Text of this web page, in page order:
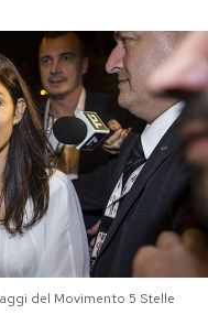
Mondiali calcio 2026
del Movimento 5 Stelle